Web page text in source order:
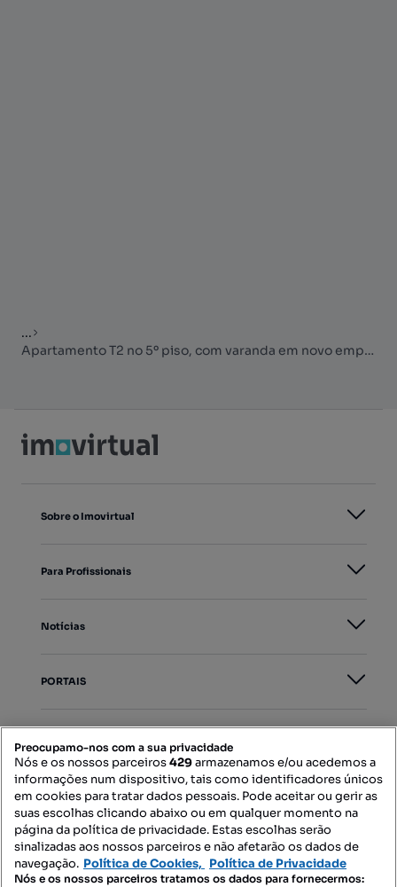
...
Apartamento T2 no 5º piso, com varanda em novo empreendimento situa...
Sobre o Imovirtual
Para Profissionais
Notícias
PORTAIS
Contacte-nos
SIGA-NOS:
Preocupamo-nos com a sua privacidade
Nós e os nossos parceiros429armazenamos e/ou acedemos a
informações num dispositivo, tais como identificadores únicos
em cookies para tratar dados pessoais. Pode aceitar ou gerir as
suas escolhas clicando abaixo ou em qualquer momento na
página da política de privacidade. Estas escolhas serão
sinalizadas aos nossos parceiros e não afetarão os dados de
navegação. Política de Cookies, Política de Privacidade
Nós e os nossos parceiros tratamos os dados para fornecermos: